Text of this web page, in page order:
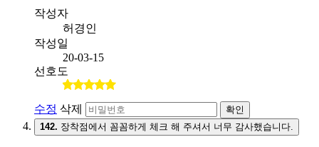
작성자
허경인
작성일
20-03-15
선호도
수정 삭제
확인
142. 장착점에서 꼼꼼하게 체크 해 주셔서 너무 감사했습니다.